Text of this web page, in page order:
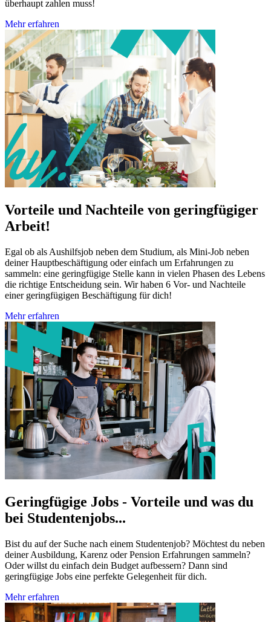
überhaupt zahlen muss!
Mehr erfahren
Vorteile und Nachteile von geringfügiger
Arbeit!
Egal ob als Aushilfsjob neben dem Studium, als Mini-Job neben
deiner Hauptbeschäftigung oder einfach um Erfahrungen zu
sammeln: eine geringfügige Stelle kann in vielen Phasen des Lebens
die richtige Entscheidung sein. Wir haben 6 Vor- und Nachteile
einer geringfügigen Beschäftigung für dich!
Mehr erfahren
Geringfügige Jobs - Vorteile und was du
bei Studentenjobs...
Bist du auf der Suche nach einem Studentenjob? Möchtest du neben
deiner Ausbildung, Karenz oder Pension Erfahrungen sammeln?
Oder willst du einfach dein Budget aufbessern? Dann sind
geringfügige Jobs eine perfekte Gelegenheit für dich.
Mehr erfahren